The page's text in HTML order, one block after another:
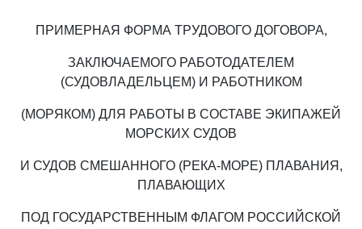
ПРИМЕРНАЯ ФОРМА ТРУДОВОГО ДОГОВОРА,
ЗАКЛЮЧАЕМОГО РАБОТОДАТЕЛЕМ
(СУДОВЛАДЕЛЬЦЕМ) И РАБОТНИКОМ
(МОРЯКОМ) ДЛЯ РАБОТЫ В СОСТАВЕ ЭКИПАЖЕЙ
МОРСКИХ СУДОВ
И СУДОВ СМЕШАННОГО (РЕКА-МОРЕ) ПЛАВАНИЯ,
ПЛАВАЮЩИХ
ПОД ГОСУДАРСТВЕННЫМ ФЛАГОМ РОССИЙСКОЙ